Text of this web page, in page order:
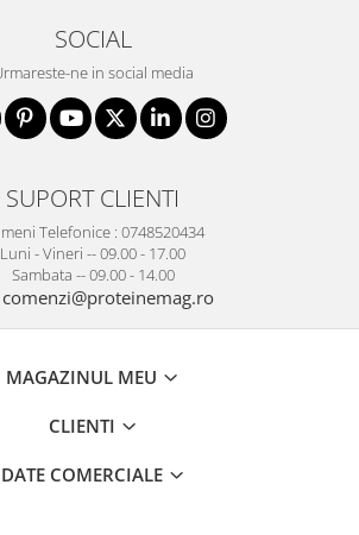
SOCIAL
ne in social media
SUPORT CLIENTI
Telefonice : 0748520434
Luni - Vineri -- 09.00 - 17.00
Sambata -- 09.00 - 14.00
comenzi@proteinemag.ro
MAGAZINUL MEU
CLIENTI
DATE COMERCIALE